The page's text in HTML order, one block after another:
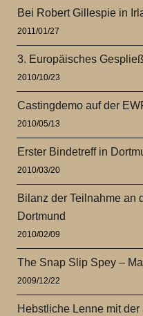
Bei Robert Gillespie in
2011/01/27
3. Europäisches
2010/10/23
Castingdemo auf der
2010/05/13
Erster Bindetreff in
2010/03/20
Bilanz der Teilnahme an
Dortmund
2010/02/09
The Snap Slip Spey –
2009/12/22
Hebstliche Lenne mit der